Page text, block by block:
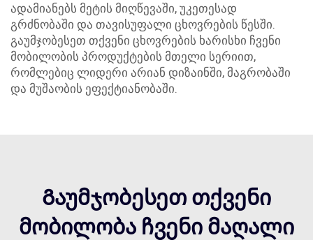
ადამიანებს მეტის მიღწევაში, უკეთესად
გრძნობაში და თავისუფალი ცხოვრების წესში.
გაუმჯობესეთ თქვენი ცხოვრების ხარისხი ჩვენი
მობილობის პროდუქტების მთელი სერიით,
რომლებიც ლიდერი არიან დიზაინში, მაგრობაში
და მუშაობის ეფექტიანობაში.
Გაუმჯობესეთ თქვენი
მობილობა ჩვენი მაღალი